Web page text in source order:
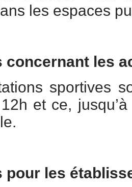
les espaces
concernant les
sportives
et ce,
pour les